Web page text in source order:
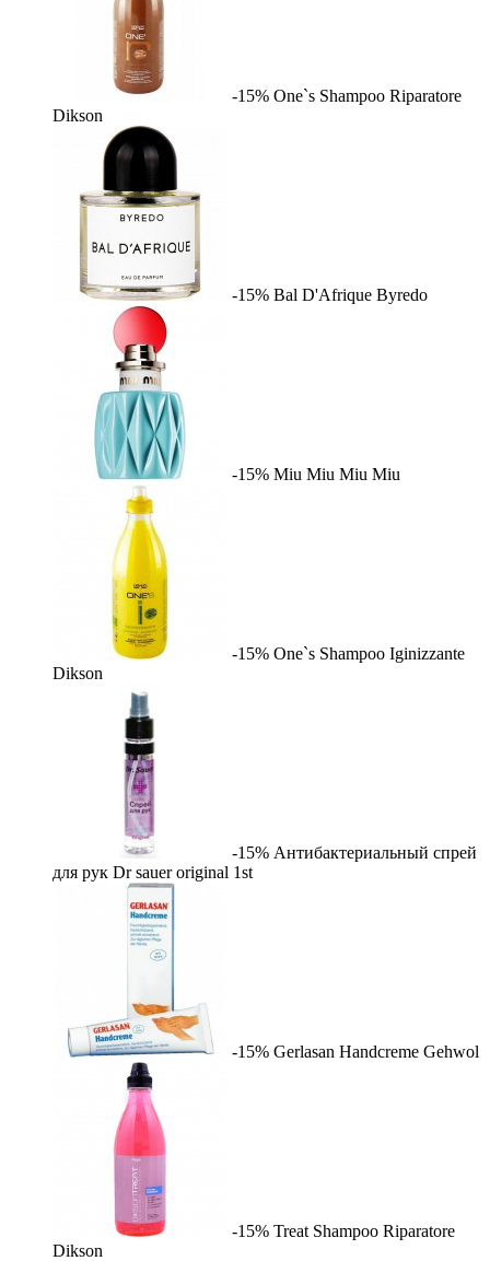
-15% One`s Shampoo Riparatore
Dikson
-15% Bal D'Afrique Byredo
-15% Miu Miu Miu Miu
-15% One`s Shampoo Iginizzante
Dikson
-15% Антибактериальный спрей
для рук Dr sauer original 1st
-15% Gerlasan Handcreme Gehwol
-15% Treat Shampoo Riparatore
Dikson